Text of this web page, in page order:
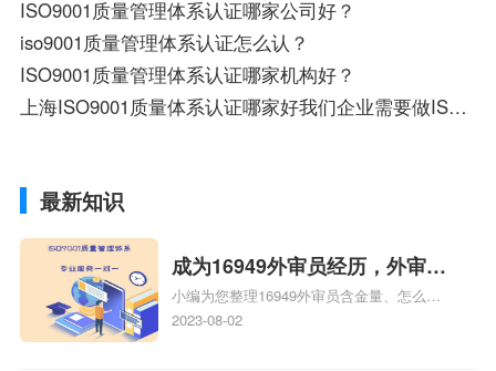
ISO9001质量管理体系认证哪家公司好？
iso9001质量管理体系认证怎么认？
ISO9001质量管理体系认证哪家机构好？
上海ISO9001质量体系认证哪家好我们企业需要做ISO9001质量管理体系认证
最新知识
成为16949外审员经历，外审员
16949
小编为您整理16949外审员含金量、怎么才
能成为注册的TS16949:2009的外审员、我
2023-08-02